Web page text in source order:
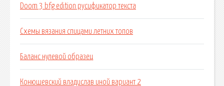
Doom 3 bfg edition русификатор текста
Схемы вязания спицами летних топов
Баланс нулевой образец
Конюшевский владислав иной вариант 2